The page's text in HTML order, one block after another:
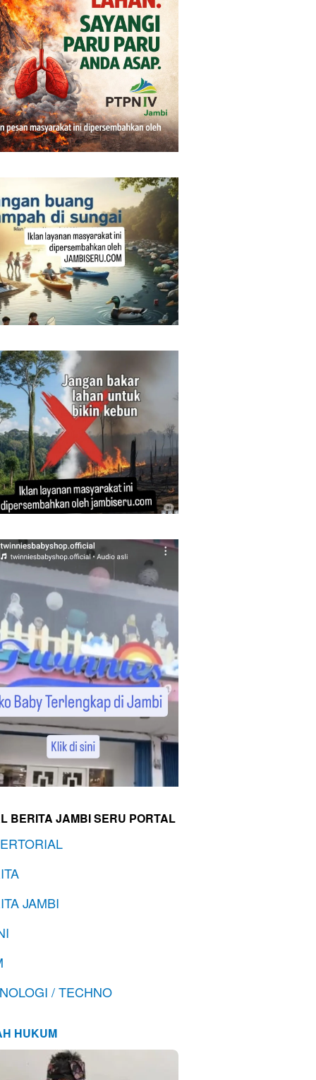
BERITA JAMBI SERU PORTAL
JAMBI
/ TECHNO
HUKUM